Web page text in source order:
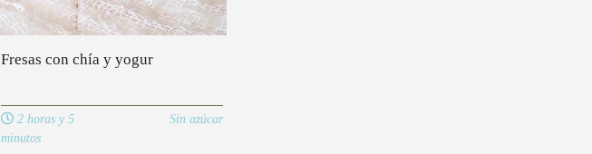
Fresas con chía y yogur
2 horas y 5
minutos
Sin azúcar